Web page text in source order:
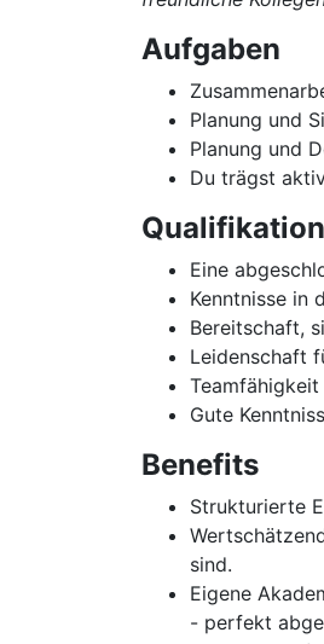
Aufgaben
Planung und
Planung und
Du trägst
Qualifikation
Eine
Kenntnisse in
Bereitschaft,
Leidenschaft
Gute
Benefits
Strukturierte
sind.
Eigene
- perfekt